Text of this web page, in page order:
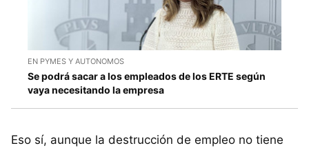
EN PYMES Y AUTONOMOS
Se podrá sacar a los empleados de los ERTE según
vaya necesitando la empresa
Eso sí, aunque la destrucción de empleo no tiene